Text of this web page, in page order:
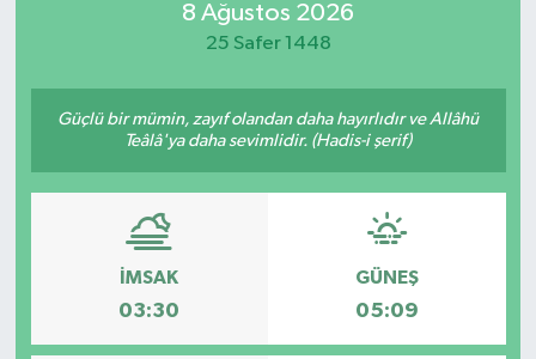
8 Ağustos 2026
25 Safer 1448
Güçlü bir mümin, zayıf olandan daha hayırlıdır ve Allâhü
Teâlâ'ya daha sevimlidir. (Hadis-i şerif)
İMSAK
03:30
GÜNEŞ
05:09
Özel Haber
Resmi İlan
Sağlık